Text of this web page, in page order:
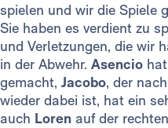
spielen und wir die Spiele
Sie haben es verdient zu
und Verletzungen, die wir
in der Abwehr. Asencio
gemacht, Jacobo, der
wieder dabei ist, hat ein
auch Loren auf der